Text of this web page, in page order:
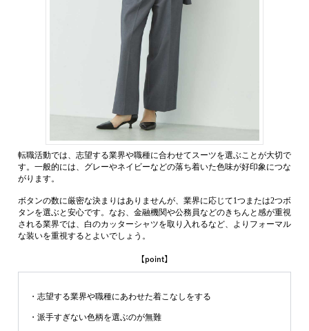
転職活動では、志望する業界や職種に合わせてスーツを選ぶことが大切で
す。一般的には、グレーやネイビーなどの落ち着いた色味が好印象につな
がります。
ボタンの数に厳密な決まりはありませんが、業界に応じて1つまたは2つボ
タンを選ぶと安心です。なお、金融機関や公務員などのきちんと感が重視
される業界では、白のカッターシャツを取り入れるなど、よりフォーマル
な装いを重視するとよいでしょう。
【point】
・志望する業界や職種にあわせた着こなしをする
・派手すぎない色柄を選ぶのが無難